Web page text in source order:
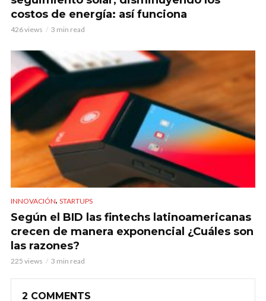
costos de energía: así funciona
426 views 3 min read
INNOVACIÓN, STARTUPS
Según el BID las fintechs latinoamericanas
crecen de manera exponencial ¿Cuáles son
las razones?
225 views 3 min read
2 COMMENTS